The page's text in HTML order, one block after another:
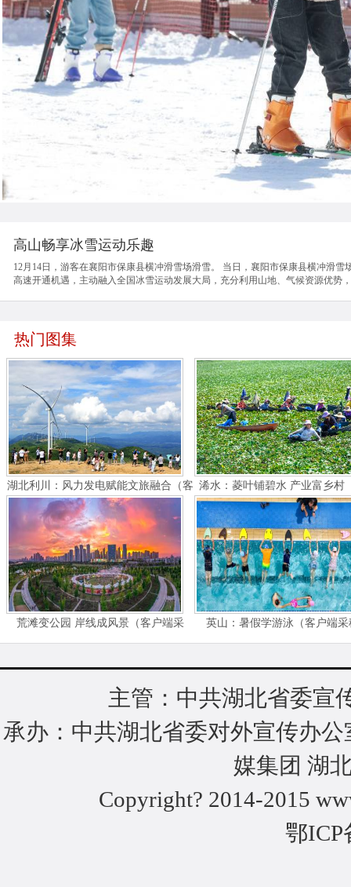
高山畅享冰雪运动乐趣
12月14日，游客在襄阳市保康县横冲滑雪场滑雪。 当日，襄阳市保康县横冲滑
高速开通机遇，主动融入全国冰雪运动发展大局，充分利用山地、气候资源优势
热门图集
湖北利川：风力发电赋能文旅融合（客
户端采稿）
浠水：菱叶铺碧水 产业富乡村
端采稿）
荒滩变公园 岸线成风景（客户端采
稿）
英山：暑假学游泳（客户端采
主管：中共湖北省委宣
承办：中共湖北省委对外宣传办
媒集团 湖
Copyright? 2014-2015
鄂ICP